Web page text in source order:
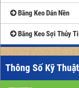
Băng Keo Dán Nền
Băng Keo Sợi Thủy
Thông Số Kỹ